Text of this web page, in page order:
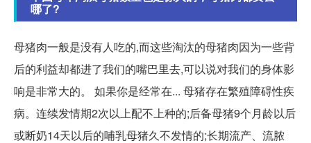
哪了?
母猪肉一般是没有人吃的,而这些淘汰的母猪肉因为一些背
后的利益却都进了我们的嘴巴里去,可以说对我们的身体影
响是非常大的。 如果你是经常在... 母猪存在繁殖障碍性疾
病。连续发情期2次以上配不上种的;后备母猪9个月龄以后
或断奶14天以后的哺乳母猪久不发情的;长期流产、流脓